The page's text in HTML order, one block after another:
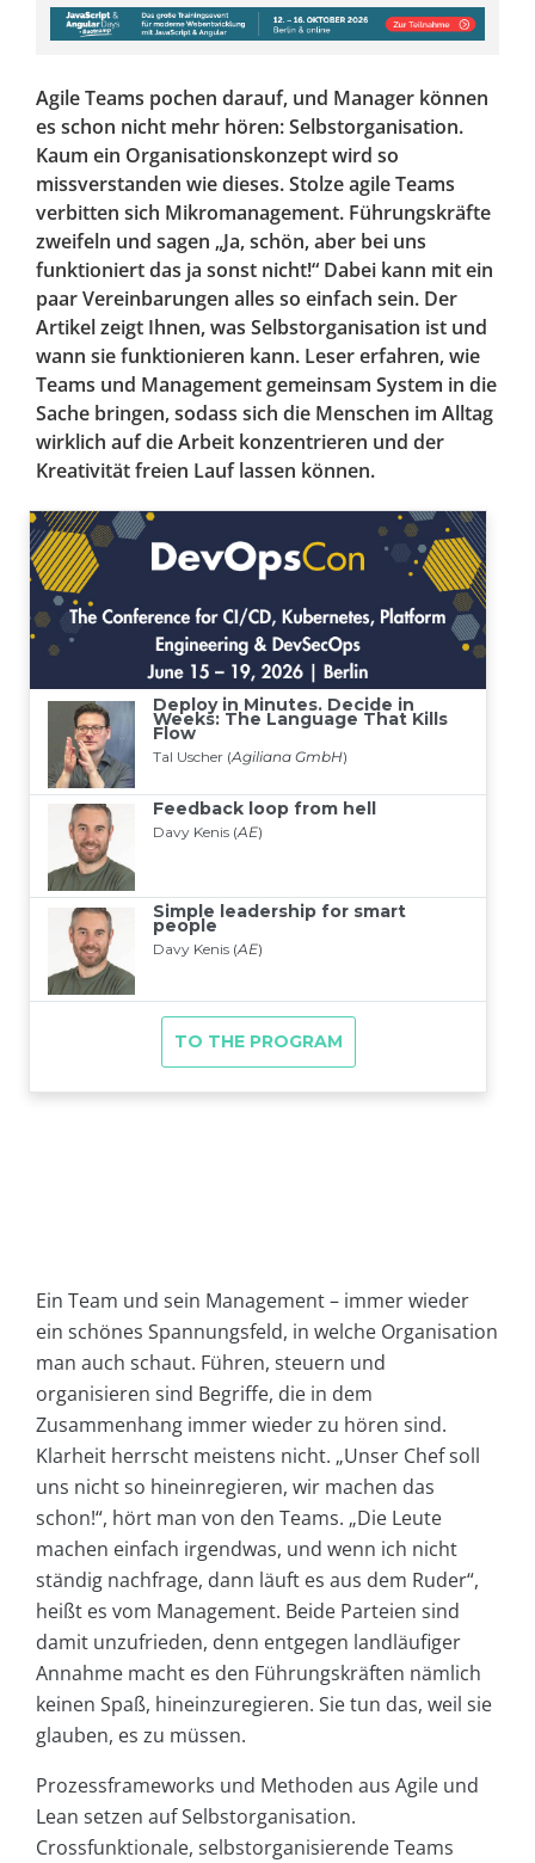
Agile Teams pochen darauf, und Manager können
es schon nicht mehr hören: Selbstorganisation.
Kaum ein Organisationskonzept wird so
missverstanden wie dieses. Stolze agile Teams
verbitten sich Mikromanagement. Führungskräfte
zweifeln und sagen „Ja, schön, aber bei uns
funktioniert das ja sonst nicht!“ Dabei kann mit ein
paar Vereinbarungen alles so einfach sein. Der
Artikel zeigt Ihnen, was Selbstorganisation ist und
wann sie funktionieren kann. Leser erfahren, wie
Teams und Management gemeinsam System in die
Sache bringen, sodass sich die Menschen im Alltag
wirklich auf die Arbeit konzentrieren und der
Kreativität freien Lauf lassen können.
Ein Team und sein Management – immer wieder
ein schönes Spannungsfeld, in welche Organisation
man auch schaut. Führen, steuern und
organisieren sind Begriffe, die in dem
Zusammenhang immer wieder zu hören sind.
Klarheit herrscht meistens nicht. „Unser Chef soll
uns nicht so hineinregieren, wir machen das
schon!“, hört man von den Teams. „Die Leute
machen einfach irgendwas, und wenn ich nicht
ständig nachfrage, dann läuft es aus dem Ruder“,
heißt es vom Management. Beide Parteien sind
damit unzufrieden, denn entgegen landläufiger
Annahme macht es den Führungskräften nämlich
keinen Spaß, hineinzuregieren. Sie tun das, weil sie
glauben, es zu müssen.
Prozessframeworks und Methoden aus Agile und
Lean setzen auf Selbstorganisation.
Crossfunktionale, selbstorganisierende Teams